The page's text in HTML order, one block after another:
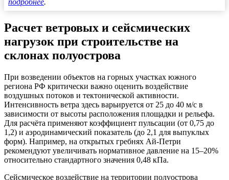
подробнее.
Расчет ветровых и сейсмических
нагрузок при строительстве на
склонах полуострова
При возведении объектов на горных участках южного
региона РФ критически важно оценить воздействие
воздушных потоков и тектонической активности.
Интенсивность ветра здесь варьируется от 25 до 40 м/с в
зависимости от высоты расположения площадки и рельефа.
Для расчёта применяют коэффициент пульсации (от 0,75 до
1,2) и аэродинамический показатель (до 2,1 для выпуклых
форм). Например, на открытых гребнях Ай-Петри
рекомендуют увеличивать нормативное давление на 15–20%
относительно стандартного значения 0,48 кПа.
Сейсмическое воздействие на территории полуострова